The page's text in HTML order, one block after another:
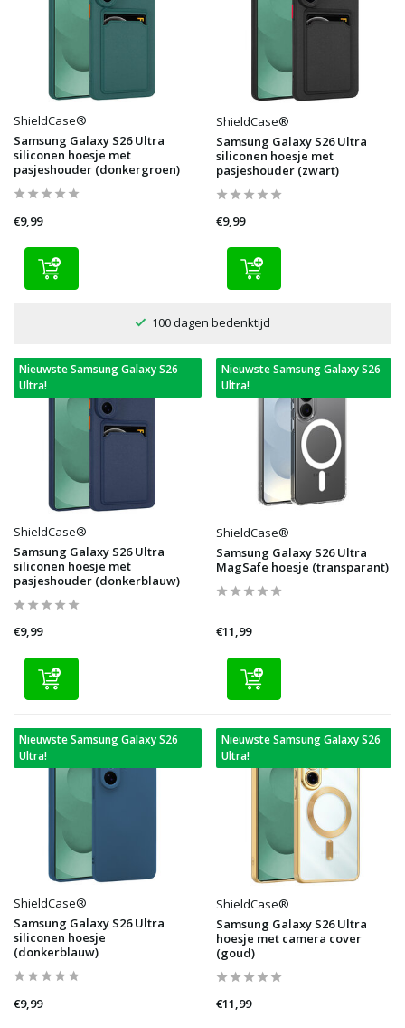
ShieldCase®
Samsung Galaxy S26 Ultra
siliconen hoesje met
pasjeshouder (donkergroen)
€9,99
ShieldCase®
Samsung Galaxy S26 Ultra
siliconen hoesje met
pasjeshouder (zwart)
€9,99
100 dagen bedenktijd
Nieuwste Samsung Galaxy S26
Ultra!
ShieldCase®
Samsung Galaxy S26 Ultra
siliconen hoesje met
pasjeshouder (donkerblauw)
€9,99
Nieuwste Samsung Galaxy S26
Ultra!
ShieldCase®
Samsung Galaxy S26 Ultra
MagSafe hoesje (transparant)
€11,99
Nieuwste Samsung Galaxy S26
Ultra!
ShieldCase®
Samsung Galaxy S26 Ultra
siliconen hoesje
(donkerblauw)
€9,99
Nieuwste Samsung Galaxy S26
Ultra!
ShieldCase®
Samsung Galaxy S26 Ultra
hoesje met camera cover
(goud)
€11,99